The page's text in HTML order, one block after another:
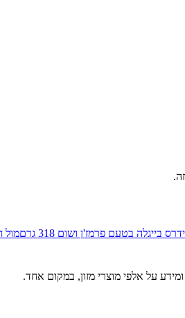
בייגלה בטעם פרמז'ן ושום 318 גרם מול
על אלפי מוצרי מזון, במקום אחד.